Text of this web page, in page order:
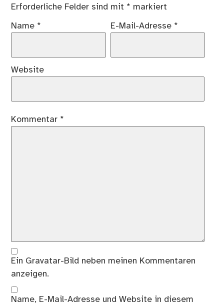
Erforderliche Felder sind mit * markiert
Name * E-Mail-Adresse *
Website
Kommentar *
Ein Gravatar-Bild neben meinen Kommentaren
anzeigen.
Name, E-Mail-Adresse und Website in diesem